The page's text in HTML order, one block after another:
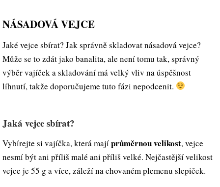
NÁSADOVÁ VEJCE
Jaké vejce sbírat? Jak správně skladovat násadová vejce?
Může se to zdát jako banalita, ale není tomu tak, správný
výběr vajíček a skladování má velký vliv na úspěšnost
líhnutí, takže doporučujeme tuto fázi nepodcenit.
Jaká vejce sbírat?
Vybírejte si vajíčka, která majíprůměrnou velikost, vejce
nesmí být ani příliš malé ani příliš velké. Nejčastější velikost
vejce je 55 g a více, záleží na chovaném plemenu slepiček.